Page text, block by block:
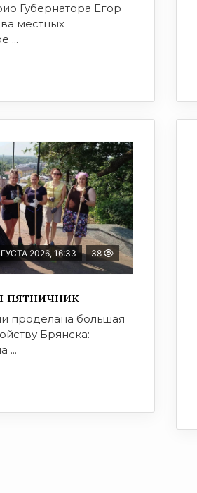
Губернатора Егор
местных
...
2026, 16:33 38
пятничник
проделана большая
Брянска:
...